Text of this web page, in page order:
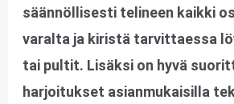
säännöllisesti telineen kaikki
varalta ja kiristä tarvittaessa
tai pultit. Lisäksi on hyvä
harjoitukset asianmukaisilla